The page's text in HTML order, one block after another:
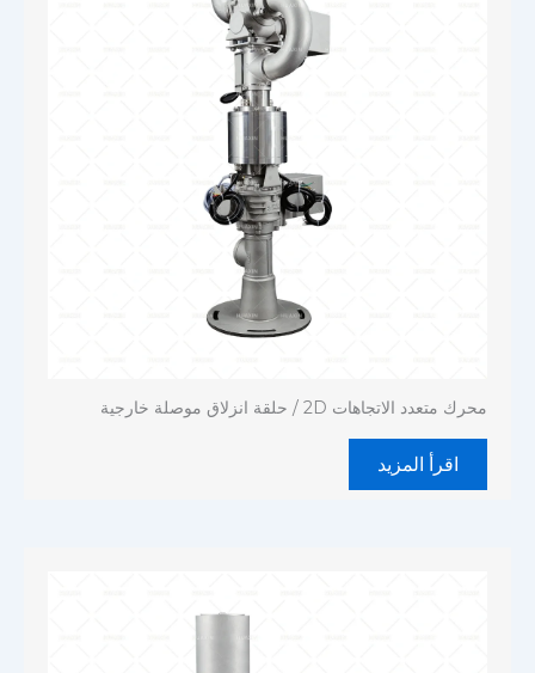
محرك متعدد الاتجاهات 2D / حلقة انزلاق موصلة خارجية
اقرأ المزيد